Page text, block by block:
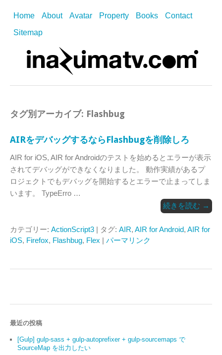
Home About Avatar Property Books
Contact
Sitemap
タグ別アーカイブ: Flashbug
AIRをデバッグするならFlashbugを削除しろ
AIR for iOS, AIR for Androidのテストを始めるとエラーが表示
されてデバッグができなくなりました。 動作実績があるプ
ロジェクトでもデバッグを開始するとエラーで止まってしま
います。 TypeErro …
続きを読む →
カテゴリー: ActionScript3 | タグ: AIR, AIR for Android, AIR for
iOS, Firefox, Flashbug, Flex | パーマリンク
最近の投稿
[Gulp] gulp-sass + gulp-autoprefixer + gulp-sourcemaps で
SourceMap を出力したい